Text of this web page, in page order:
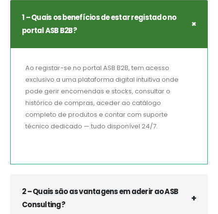
1 – Quais os benefícios de estar registado no
portal ASB B2B?
Ao registar-se no portal ASB B2B, tem acesso
exclusivo a uma plataforma digital intuitiva onde
pode gerir encomendas e stocks, consultar o
histórico de compras, aceder ao catálogo
completo de produtos e contar com suporte
técnico dedicado — tudo disponível 24/7.
2 – Quais são as vantagens em aderir ao ASB
Consulting?